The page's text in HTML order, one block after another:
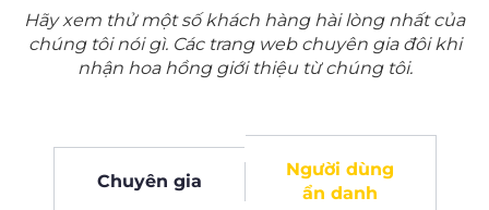
Hãy xem thử một số khách hàng hài lòng nhất của
chúng tôi nói gì. Các trang web chuyên gia đôi khi
nhận hoa hồng giới thiệu từ chúng tôi.
Chuyên gia
Người dùng
ẩn danh